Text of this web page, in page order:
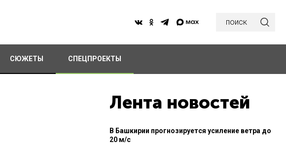
поиск
СЮЖЕТЫ СПЕЦПРОЕКТЫ
Лента новостей
В Башкирии прогнозируется усиление ветра до
20 м/c